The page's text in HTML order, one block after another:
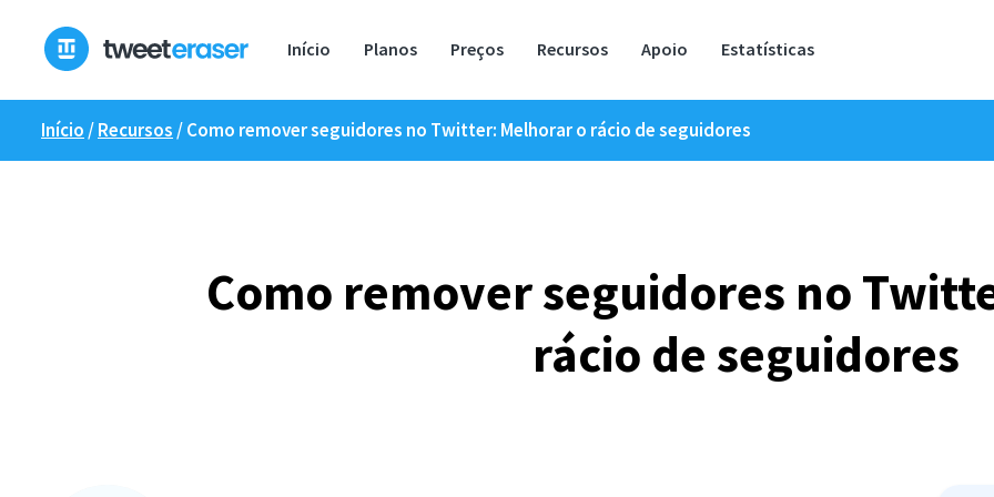
conteúdo
Início Planos Preços Recursos Apoio Estatísticas
Início /Recursos /Como remover seguidores no Twitter: Melhorar o rácio de seguidores
Como remover seguidores no
rácio de seguidores